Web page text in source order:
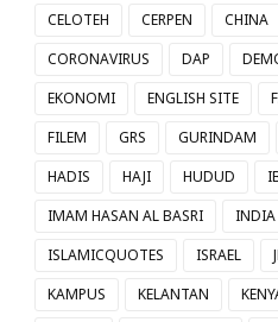
CELOTEH
CERPEN CHINA
CORONAVIRUS
DAP
EKONOMI
ENGLISH SITE
FILEM
GRS GURINDAM
HADIS
HAJI HUDUD
IMAM HASAN AL BASRI
INDIA
ISLAMICQUOTES
ISRAEL
KAMPUS
KELANTAN